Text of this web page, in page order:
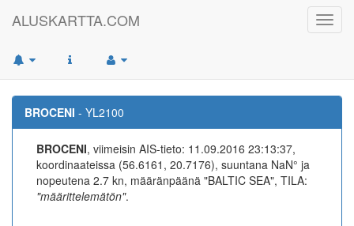
ALUSKARTTA.COM
BROCENI - YL2100
BROCENI, viimeisin AIS-tieto: 11.09.2016 23:13:37,
koordinaateissa (56.6161, 20.7176), suuntana NaN° ja
nopeutena 2.7 kn, määränpäänä "BALTIC SEA", TILA:
"määrittelemätön".